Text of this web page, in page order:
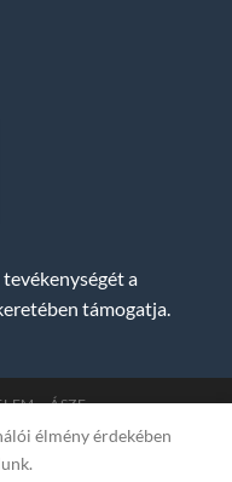
a
támogatja.
ÁSZF
| Hegyvidék Média
XII. Hajnóczy József
élmény érdekében